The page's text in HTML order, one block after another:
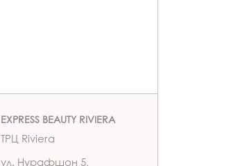
EXPRESS BEAUTY RIVIERA
ТРЦ Riviera
ул. Нурафшон 5,